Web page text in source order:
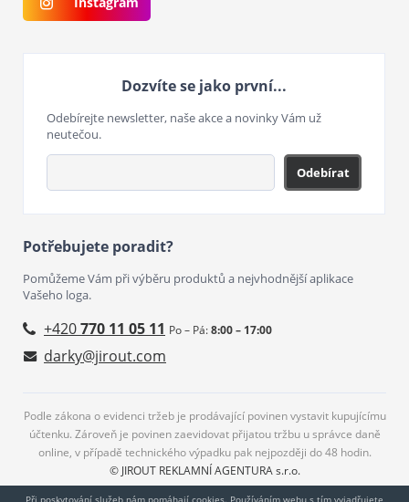
Dozvíte se jako první...
Odebírejte newsletter, naše akce a novinky Vám už
neutečou.
Odebírat
Potřebujete poradit?
Pomůžeme Vám při výběru produktů a nejvhodnější aplikace
Vašeho loga.
+420770 11 05 11 Po – Pá:8:00 – 17:00
darky@jirout.com
Podle zákona o evidenci tržeb je prodávající povinen vystavit kupujícímu
účtenku. Zároveň je povinen zaevidovat přijatou tržbu u správce daně
online, v případě technického výpadku pak nejpozději do 48 hodin.
© JIROUT REKLAMNÍ AGENTURA s.r.o.
Při poskytování služeb nám pomáhají cookies. Používáním webu s tím vyjadřujete